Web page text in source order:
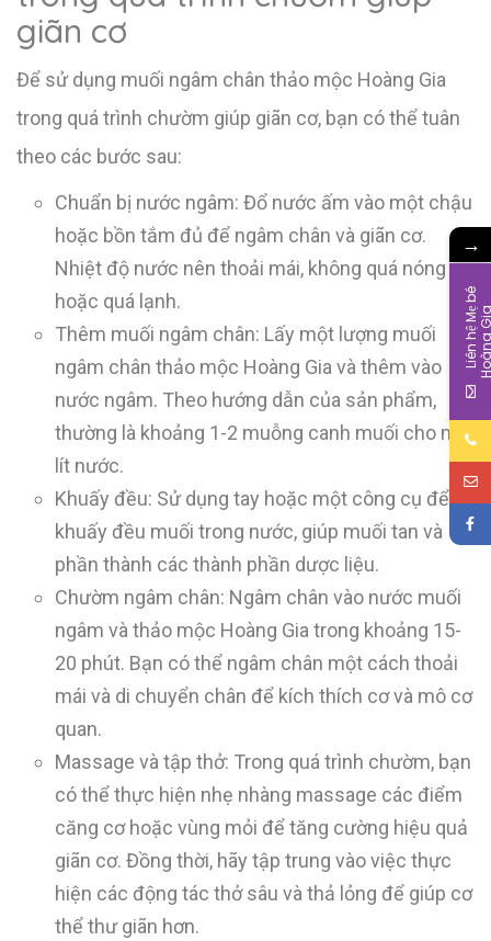
giãn cơ
Để sử dụng muối ngâm chân thảo mộc Hoàng Gia
trong quá trình chườm giúp giãn cơ, bạn có thể tuân
theo các bước sau:
Chuẩn bị nước ngâm: Đổ nước ấm vào một chậu
hoặc bồn tắm đủ để ngâm chân và giãn cơ.
Nhiệt độ nước nên thoải mái, không quá nóng
hoặc quá lạnh.
Thêm muối ngâm chân: Lấy một lượng muối
ngâm chân thảo mộc Hoàng Gia và thêm vào
nước ngâm. Theo hướng dẫn của sản phẩm,
thường là khoảng 1-2 muỗng canh muối cho mỗi
lít nước.
Khuấy đều: Sử dụng tay hoặc một công cụ để
khuấy đều muối trong nước, giúp muối tan và
phần thành các thành phần dược liệu.
Chườm ngâm chân: Ngâm chân vào nước muối
ngâm và thảo mộc Hoàng Gia trong khoảng 15-
20 phút. Bạn có thể ngâm chân một cách thoải
mái và di chuyển chân để kích thích cơ và mô cơ
quan.
Massage và tập thở: Trong quá trình chườm, bạn
có thể thực hiện nhẹ nhàng massage các điểm
căng cơ hoặc vùng mỏi để tăng cường hiệu quả
giãn cơ. Đồng thời, hãy tập trung vào việc thực
hiện các động tác thở sâu và thả lỏng để giúp cơ
thể thư giãn hơn.
→
L
i
ê
n
h
ệ
M
b
é
H
o
à
n
g
G
i